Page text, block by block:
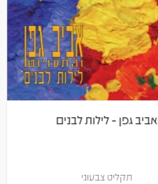
אביב גפן - לילות לבנים
תקליט צבעוני